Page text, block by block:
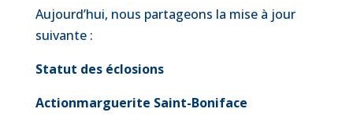
Aujourd’hui, nous partageons la mise à jour
suivante :
Statut des éclosions
Actionmarguerite Saint-Boniface